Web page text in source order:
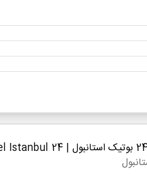
| 24 Boutique Hotel Istanbul